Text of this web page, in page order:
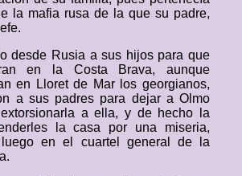
la mafia rusa de la que su padre,
desde Rusia a sus hijos para que
en la Costa Brava, aunque
en Lloret de Mar los georgianos,
a sus padres para dejar a Olmo
a ella, y de hecho la
la casa por una miseria,
luego en el cuartel general de la